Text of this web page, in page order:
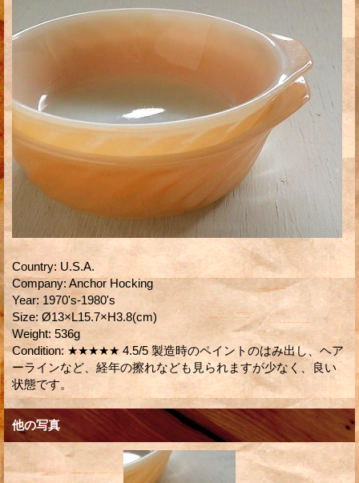
Country: U.S.A.
Company: Anchor Hocking
Year: 1970's-1980's
Size: Ø13×L15.7×H3.8(cm)
Weight: 536g
Condition: ★★★★★ 4.5/5 製造時のペイントのはみ出し、ヘア
ーラインなど、経年の擦れなども見られますが少なく、良い
状態です。
他の写真